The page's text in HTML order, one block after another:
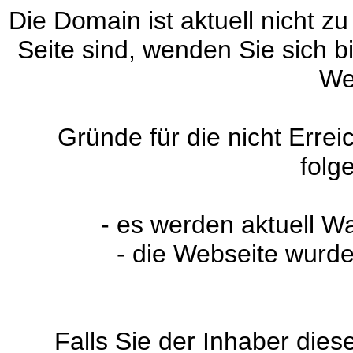
Die Domain ist aktuell nicht
Seite sind, wenden Sie sich
Gründe für die nicht
- es werden aktuell
- die Webseite
Falls Sie der Inhaber